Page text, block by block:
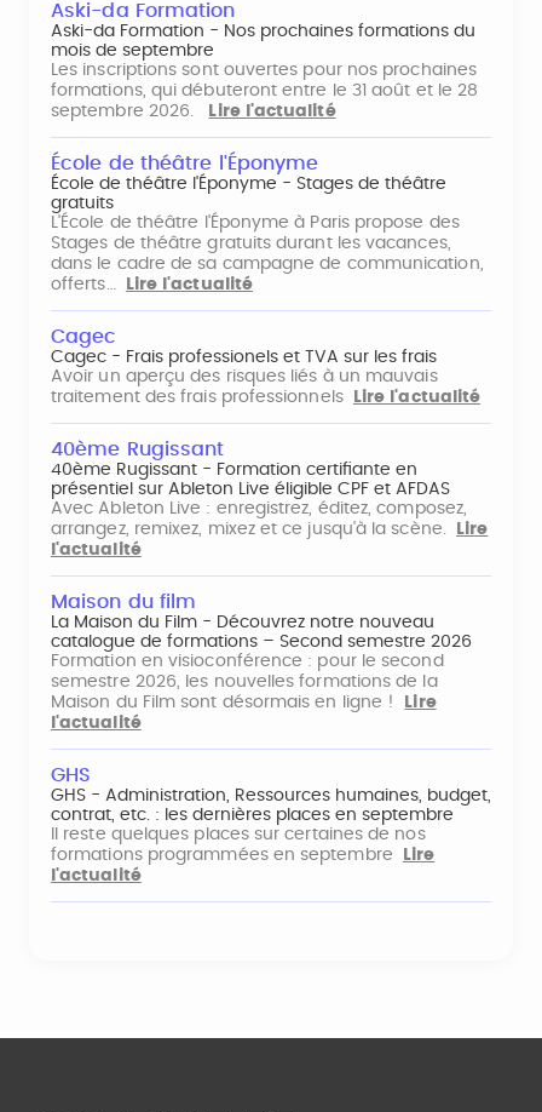
Aski-da Formation
Aski-da Formation - Nos prochaines formations du
mois de septembre
Les inscriptions sont ouvertes pour nos prochaines
formations, qui débuteront entre le 31 août et le 28
septembre 2026.
Lire l'actualité
École de théâtre l'Éponyme
École de théâtre l'Éponyme - Stages de théâtre
gratuits
L'École de théâtre l'Éponyme à Paris propose des
Stages de théâtre gratuits durant les vacances,
dans le cadre de sa campagne de communication,
offerts…
Lire l'actualité
Cagec
Cagec - Frais professionels et TVA sur les frais
Avoir un aperçu des risques liés à un mauvais
traitement des frais professionnels
Lire l'actualité
40ème Rugissant
40ème Rugissant - Formation certifiante en
présentiel sur Ableton Live éligible CPF et AFDAS
Avec Ableton Live : enregistrez, éditez, composez,
arrangez, remixez, mixez et ce jusqu'à la scène.
Lire
l'actualité
Maison du film
La Maison du Film - Découvrez notre nouveau
catalogue de formations – Second semestre 2026
Formation en visioconférence : pour le second
semestre 2026, les nouvelles formations de la
Maison du Film sont désormais en ligne !
Lire
l'actualité
GHS
GHS - Administration, Ressources humaines, budget,
contrat, etc. : les dernières places en septembre
Il reste quelques places sur certaines de nos
formations programmées en septembre
Lire
l'actualité